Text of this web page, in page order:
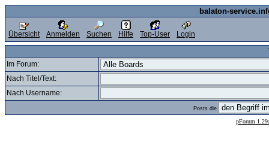
balaton-
Übersicht Anmelden Suchen Hilfe Top-User Login
Im Forum:
Nach Titel/Text:
Nach Username:
Posts die
pForum